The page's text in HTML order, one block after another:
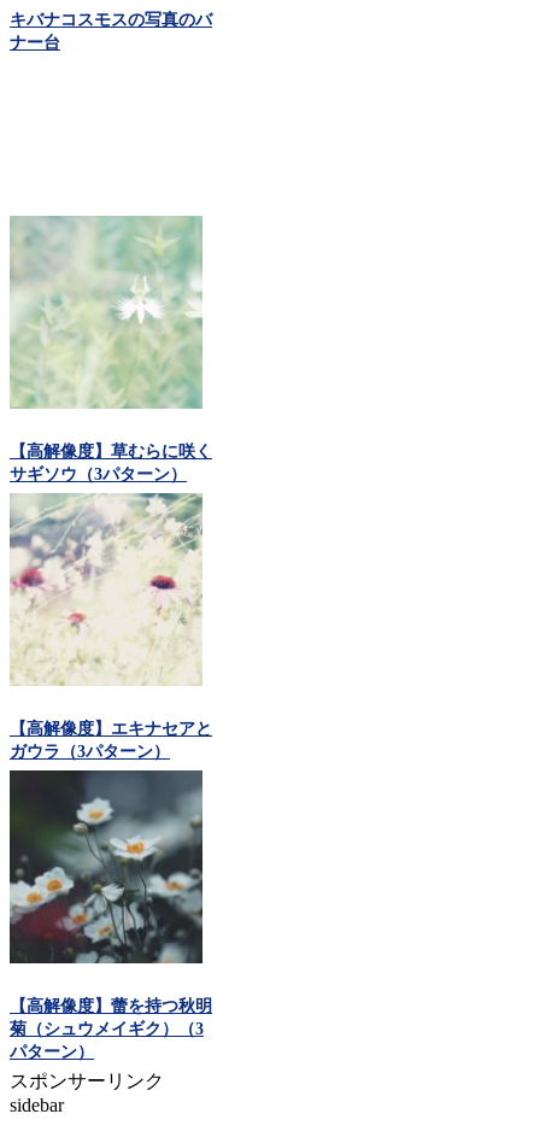
キバナコスモスの写真のバ
ナー台
【高解像度】草むらに咲く
サギソウ（3パターン）
【高解像度】エキナセアと
ガウラ（3パターン）
【高解像度】蕾を持つ秋明
菊（シュウメイギク）（3
パターン）
スポンサーリンク
sidebar